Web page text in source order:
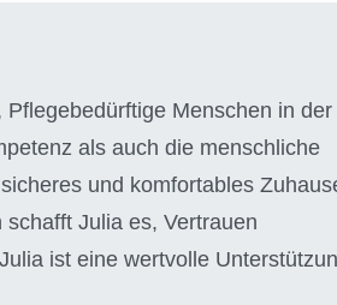
Menschen in der
als auch die menschliche
und komfortables
Julia es, Vertrauen
ist eine wertvolle